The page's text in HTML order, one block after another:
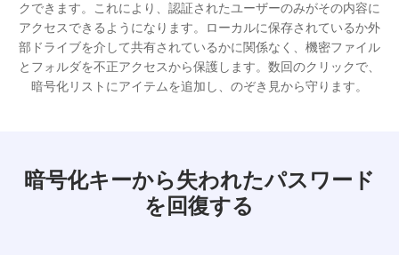
個人ファイル、仕事の文書、バックアップを保存している場合で
も、FileGuarderは堅牢なファイル暗号化を使用してUSBデバイス
をロックし、紛失や盗難の場合に不正アクセスを防ぎます。一度
暗号化されると、正しいパスワードでのみドライブを開くことが
でき、WindowsとMacコンピュータの両方で保護された状態を維
暗号化キーから失われたパスワード
を回復する